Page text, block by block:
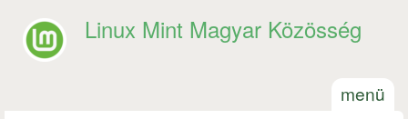
Linux Mint Magyar Közösség
menü